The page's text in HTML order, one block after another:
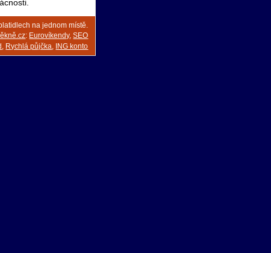
na jednom místě.
: Eurovíkendy,SEO
Rychlá půjčka ING konto